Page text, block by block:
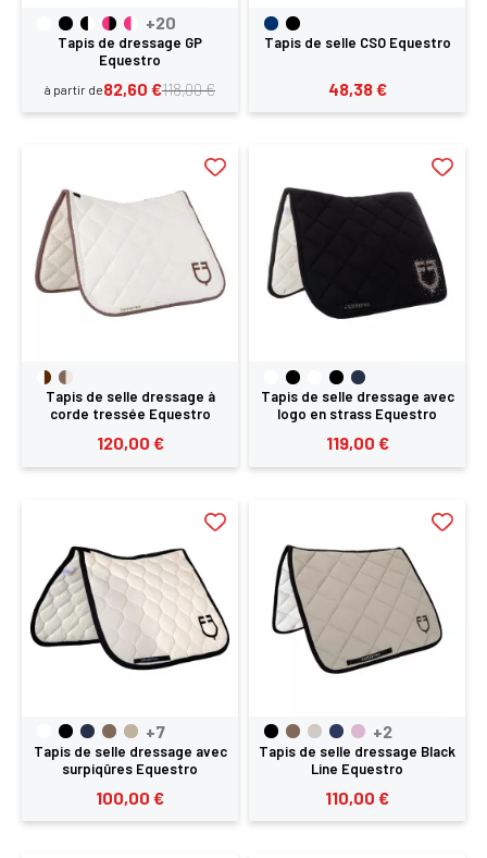
+20
Tapis de dressage GP
Equestro
à partir de 118,00 €
82,60 €
Tapis de selle CSO Equestro
48,38 €
Tapis de selle dressage à
corde tressée Equestro
120,00 €
Tapis de selle dressage avec
logo en strass Equestro
119,00 €
+7
Tapis de selle dressage avec
surpiqûres Equestro
100,00 €
+2
Tapis de selle dressage Black
Line Equestro
110,00 €